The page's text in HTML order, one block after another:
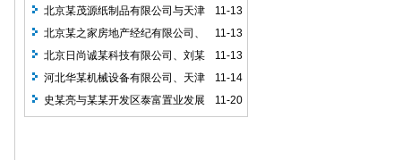
华林机械设备有限公司买卖合同...
11-13
北京某茂源纸制品有限公司与天津
市某海纸业印刷有限公司买卖合纠纷一案
同
11-13
北京某之家房地产经纪有限公司、
史某亮商品房销售合同纠纷二审民...
11-13
北京日尚诚某科技有限公司、刘某
祥加工合同纠纷二审民事判决书
11-14
河北华某机械设备有限公司、天津
市茂某纸业印刷有限公司买卖合同...
11-20
史某亮与某某开发区泰富置业发展